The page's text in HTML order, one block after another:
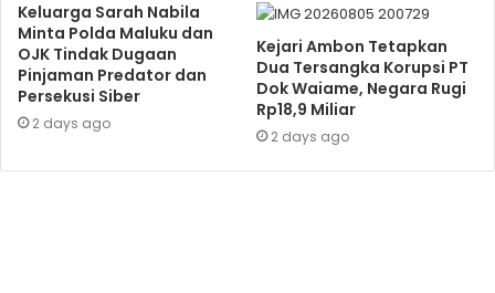
Keluarga Sarah Nabila
Minta Polda Maluku dan
OJK Tindak Dugaan
Pinjaman Predator dan
Persekusi Siber
2 days ago
Kejari Ambon Tetapkan
Dua Tersangka Korupsi PT
Dok Waiame, Negara Rugi
Rp18,9 Miliar
2 days ago